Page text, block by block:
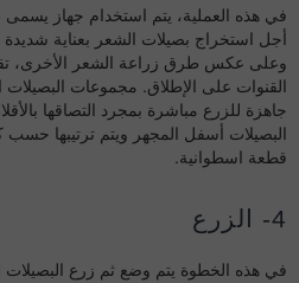
في هذه العملية، يتم استخدام جهاز
أجل استخراج بصيلات الشعر بعناية
القنوات على الإطلاق. مجموعات
جاهزة للزرع مباشرة بمجرد التصاقها
البصيلات أسفل المجهر ويتم ترتيبها
قطعة اسطوانية.
4- الزرع